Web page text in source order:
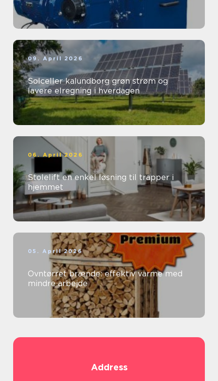
09. April 2026
Solceller kalundborg grøn strøm og
lavere elregning i hverdagen
06. April 2026
Stolelift en enkel løsning til trapper i
hjemmet
05. April 2026
Ovntørret brænde: effektiv varme med
mindre arbejde
Address